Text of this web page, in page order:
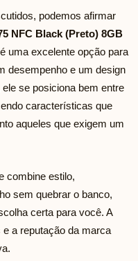
podemos afirmar
NFC Black (Preto) 8GB
é uma excelente opção para
desempenho e um design
se posiciona bem entre
características que
aqueles que exigem um
combine estilo,
sem quebrar o banco,
certa para você. A
a reputação da marca